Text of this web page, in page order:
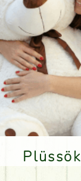
Plüssök